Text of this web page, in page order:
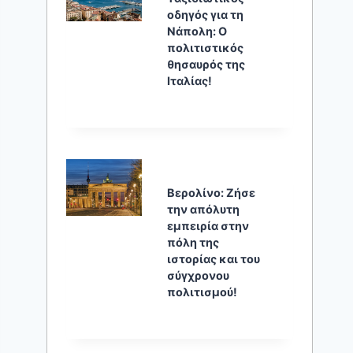
οδηγός για τη
Νάπολη: Ο
πολιτιστικός
θησαυρός της
Ιταλίας!
Βερολίνο: Ζήσε
την απόλυτη
εμπειρία στην
πόλη της
ιστορίας και του
σύγχρονου
πολιτισμού!